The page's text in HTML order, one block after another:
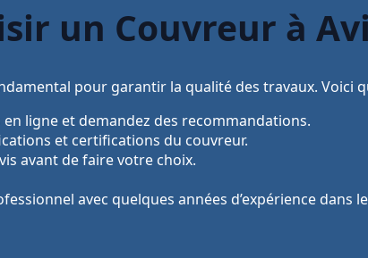
un Couvreur à
pour garantir la qualité des travaux. Voici
en ligne et demandez des recommandations.
et certifications du couvreur.
avant de faire votre choix.
avec quelques années d’expérience dans